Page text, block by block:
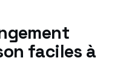
faciles à